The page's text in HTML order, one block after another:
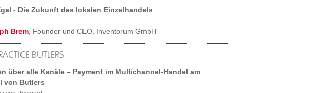
- Die Zukunft des lokalen Einzelhandels
Brem, Founder und CEO, Inventorum GmbH
BUTLERS
über alle Kanäle – Payment im Multichannel-Handel am
von Butlers